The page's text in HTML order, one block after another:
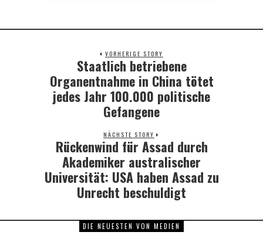
VORHERIGE STORY
Previous
post:
Staatlich betriebene
Organentnahme in China tötet
jedes Jahr 100.000 politische
Gefangene
NÄCHSTE STORY
Next
post:
Rückenwind für Assad durch
Akademiker australischer
Universität: USA haben Assad zu
Unrecht beschuldigt
DIE NEUESTEN VON MEDIEN